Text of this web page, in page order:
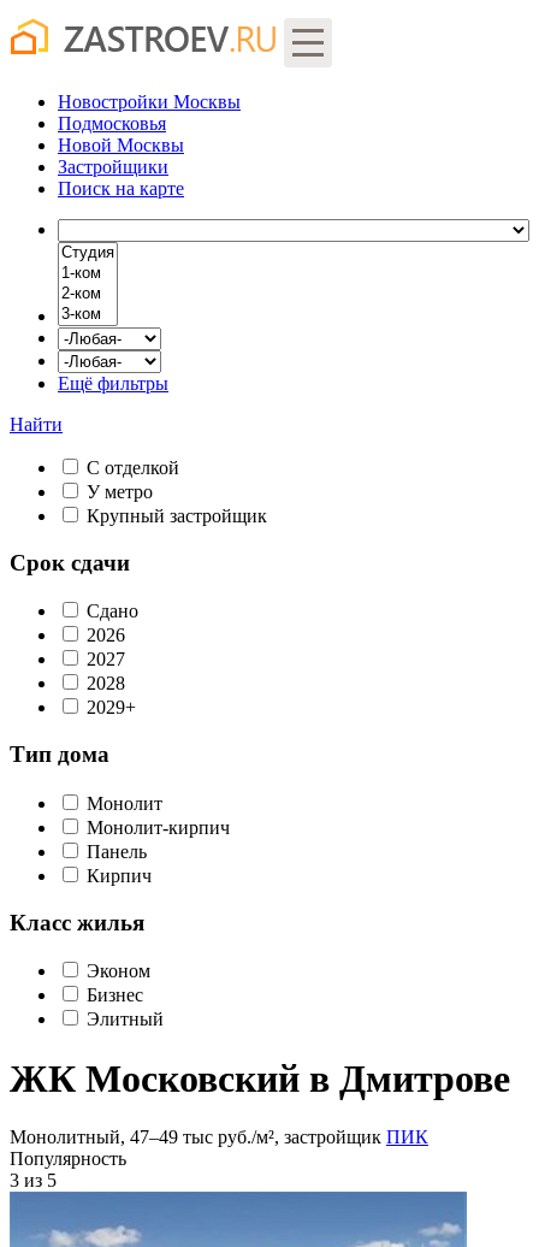
Новостройки Москвы
Подмосковья
Новой Москвы
Застройщики
Поиск на карте
Ещё фильтры
Найти
С отделкой
У метро
Крупный застройщик
Срок сдачи
Сдано
2026
2027
2028
2029+
Тип дома
Монолит
Монолит-кирпич
Панель
Кирпич
Класс жилья
Эконом
Бизнес
Элитный
ЖК Московский в Дмитрове
Монолитный, 47‒49 тыс руб./м², застройщик ПИК
Популярность
3 из 5